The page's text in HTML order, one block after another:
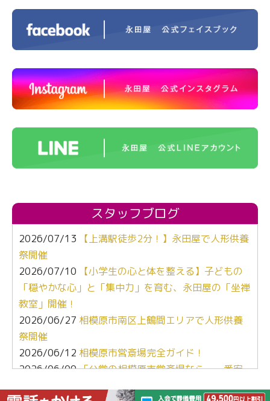
スタッフブログ
2026/07/13
【上溝駅徒歩2分！】永田屋で人形供養
祭開催
2026/07/10
【小学生の心と体を整える】子どもの
「穏やかな心」と「集中力」を育む、永田屋の「坐禅
教室」開催！
2026/06/27 相模原市南区上鶴間エリアで人形供養
祭開催
2026/06/12 相模原市営斎場完全ガイド！
2026/06/09「公営の相模原市営斎場なら、一番安